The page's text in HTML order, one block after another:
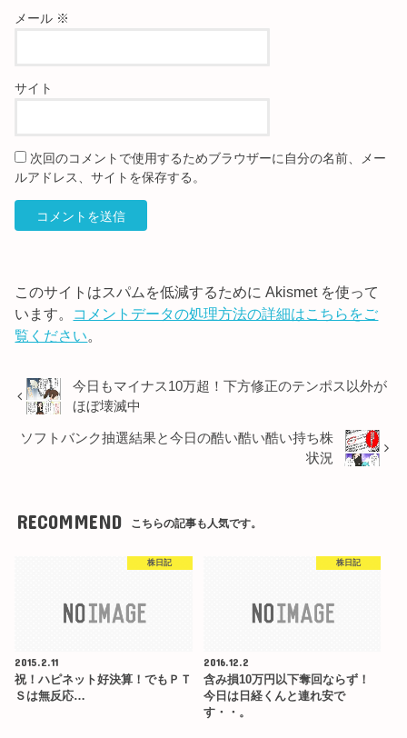
メール ※
サイト
次回のコメントで使用するためブラウザーに自分の名前、メー
ルアドレス、サイトを保存する。
このサイトはスパムを低減するために Akismet を使って
います。 コメントデータの処理方法の詳細はこちらをご
覧ください。
今日もマイナス10万超！下方修正のテンポス以外が
ほぼ壊滅中
ソフトバンク抽選結果と今日の酷い酷い酷い持ち株
状況
RECOMMEND こちらの記事も人気です。
株日記
2015.2.11
祝！ハピネット好決算！でもＰＴ
Ｓは無反応…
株日記
2016.12.2
含み損10万円以下奪回ならず！
今日は日経くんと連れ安で
す・・。